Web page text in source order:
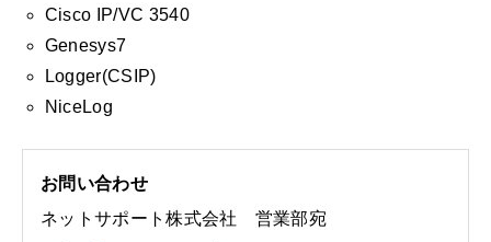
Cisco IP/VC 3540
Genesys7
Logger(CSIP)
NiceLog
お問い合わせ
ネットサポート株式会社 営業部宛